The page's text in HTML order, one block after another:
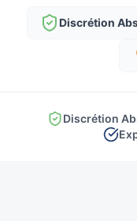
Discrétion
Discrétion